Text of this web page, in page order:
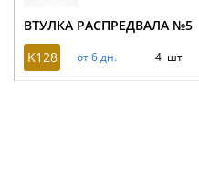
ВТУЛКА РАСПРЕДВАЛА №5
K128
от 6 дн. 4 шт